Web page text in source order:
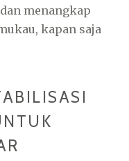
menangkap
kapan saja